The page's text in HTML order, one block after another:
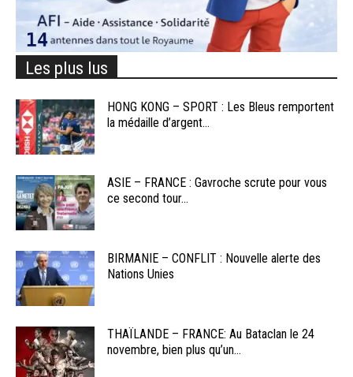
Les plus lus
HONG KONG – SPORT : Les Bleus remportent
la médaille d’argent...
ASIE – FRANCE : Gavroche scrute pour vous
ce second tour...
BIRMANIE – CONFLIT : Nouvelle alerte des
Nations Unies
THAÏLANDE – FRANCE: Au Bataclan le 24
novembre, bien plus qu’un...